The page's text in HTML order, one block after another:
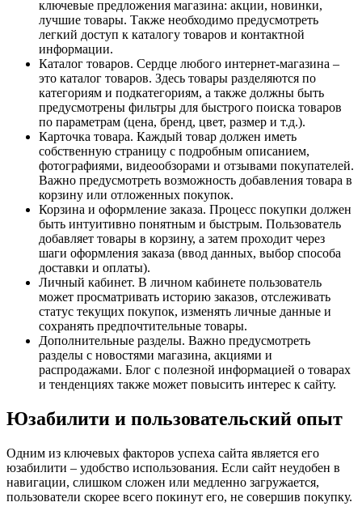
ключевые предложения магазина: акции, новинки,
лучшие товары. Также необходимо предусмотреть
легкий доступ к каталогу товаров и контактной
информации.
Каталог товаров. Сердце любого интернет-магазина –
это каталог товаров. Здесь товары разделяются по
категориям и подкатегориям, а также должны быть
предусмотрены фильтры для быстрого поиска товаров
по параметрам (цена, бренд, цвет, размер и т.д.).
Карточка товара. Каждый товар должен иметь
собственную страницу с подробным описанием,
фотографиями, видеообзорами и отзывами покупателей.
Важно предусмотреть возможность добавления товара в
корзину или отложенных покупок.
Корзина и оформление заказа. Процесс покупки должен
быть интуитивно понятным и быстрым. Пользователь
добавляет товары в корзину, а затем проходит через
шаги оформления заказа (ввод данных, выбор способа
доставки и оплаты).
Личный кабинет. В личном кабинете пользователь
может просматривать историю заказов, отслеживать
статус текущих покупок, изменять личные данные и
сохранять предпочтительные товары.
Дополнительные разделы. Важно предусмотреть
разделы с новостями магазина, акциями и
распродажами. Блог с полезной информацией о товарах
и тенденциях также может повысить интерес к сайту.
Юзабилити и пользовательский опыт
Одним из ключевых факторов успеха сайта является его
юзабилити – удобство использования. Если сайт неудобен в
навигации, слишком сложен или медленно загружается,
пользователи скорее всего покинут его, не совершив покупку.